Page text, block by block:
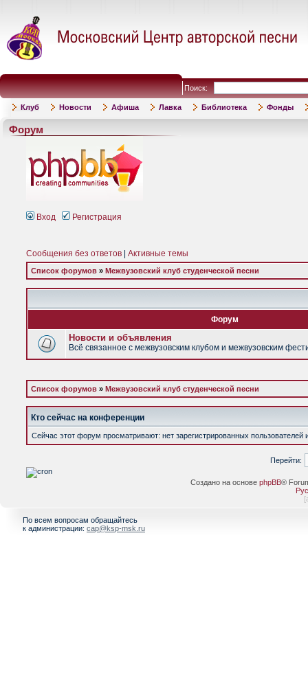
Поиск:
Клуб Новости Афиша Лавка Библиотека Фонды
Форум
Вход Регистрация
Сообщения без ответов Активные темы
Список форумов » Межвузовский клуб студенческой песни
Форум
Новости и объявления
Всё связанное с межвузовским клубом и межвузовским
Список форумов » Межвузовский клуб студенческой песни
Кто сейчас на конференции
Сейчас этот форум просматривают: нет зарегистрированных пользователей
Перейти:
Создано на основе phpBB®
[
По всем вопросам обращайтесь
к администрации: cap@ksp-msk.ru